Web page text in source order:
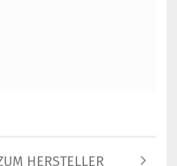
HERSTELLER